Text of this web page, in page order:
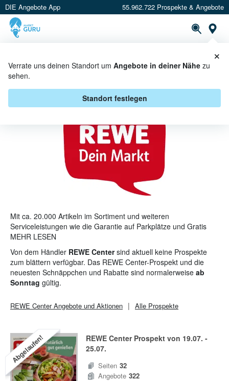
DIE Angebote App 55.962.722 Prospekte & Angebote
Verrate uns deinen Standort um Angebote in deiner Nähe zu
sehen.
Standort festlegen
×
REWE CENTER PROSPEKT
Mit ca. 20.000 Artikeln im Sortiment und weiteren
Serviceleistungen wie die Garantie auf Parkplätze und Gratis
Wlan gehört das Rewe Center zu den
Stadtnah erreichbar sind.
MEHR LESEN
Von dem Händler REWE Centersind aktuell keine Prospekte
zum blättern verfügbar. Das REWE Center-Prospekt und die
neuesten Schnäppchen und Rabatte sind normalerweise ab
Sonntag gültig.
REWE CenterAngebote und Aktionen Alle Prospekte
Abgelaufen! REWE CenterProspekt von 19.07. -
25.07.
Seiten 32
Angebote 322